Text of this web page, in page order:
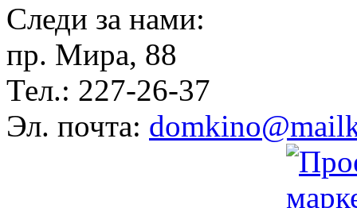
Следи за нами:
пр. Мира, 88
Тел.: 227-26-37
Эл. почта: